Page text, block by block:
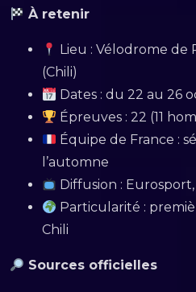
À retenir
Lieu : Vélodrome de
(Chili)
Dates : du 22 au 26
Épreuves : 22 (11
Équipe de France :
l’automne
Diffusion :
Particularité :
Chili
Sources officielles